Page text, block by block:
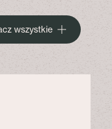
wszystkie